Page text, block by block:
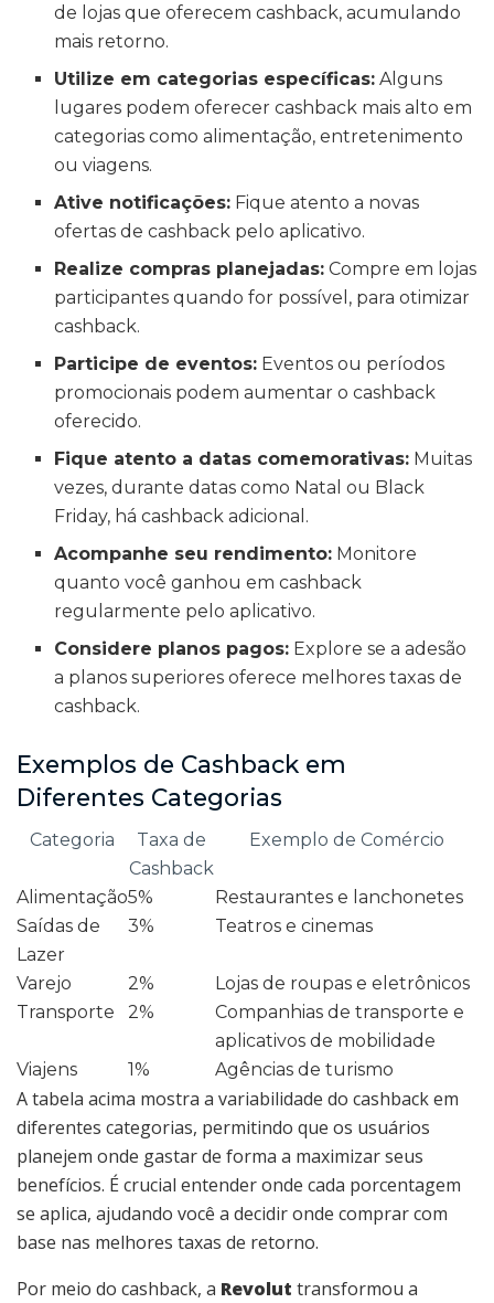
de lojas que oferecem cashback, acumulando
mais retorno.
Utilize em categorias específicas: Alguns
lugares podem oferecer cashback mais alto em
categorias como alimentação, entretenimento
ou viagens.
Ative notificações: Fique atento a novas
ofertas de cashback pelo aplicativo.
Realize compras planejadas: Compre em lojas
participantes quando for possível, para otimizar
cashback.
Participe de eventos: Eventos ou períodos
promocionais podem aumentar o cashback
oferecido.
Fique atento a datas comemorativas: Muitas
vezes, durante datas como Natal ou Black
Friday, há cashback adicional.
Acompanhe seu rendimento: Monitore
quanto você ganhou em cashback
regularmente pelo aplicativo.
Considere planos pagos: Explore se a adesão
a planos superiores oferece melhores taxas de
cashback.
Exemplos de Cashback em
Diferentes Categorias
Categoria
Taxa de
Cashback
Exemplo de Comércio
Alimentação5%
Restaurantes e lanchonetes
Saídas de
Lazer
3% Teatros e cinemas
Varejo 2%
Lojas de roupas e eletrônicos
Transporte
2%
Companhias de transporte e
aplicativos de mobilidade
Viajens
1% Agências de turismo
A tabela acima mostra a variabilidade do cashback em
diferentes categorias, permitindo que os usuários
planejem onde gastar de forma a maximizar seus
benefícios. É crucial entender onde cada porcentagem
se aplica, ajudando você a decidir onde comprar com
base nas melhores taxas de retorno.
Por meio do cashback, a Revolut transformou a